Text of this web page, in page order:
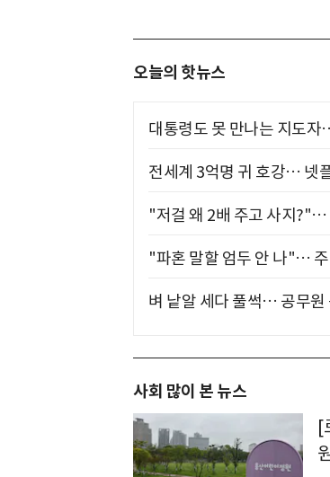
오늘의 핫뉴스
대통령도 못 만나는 지도
전세계 3억명 귀 호강… 넷
"저걸 왜 2배 주고 사지?"…
"파혼 말할 엄두 안 나"…
벼 낱알 세다 풀썩… 공무원
사회 많이 본 뉴스
[